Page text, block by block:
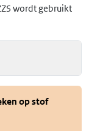
wordt gebruikt
op stof